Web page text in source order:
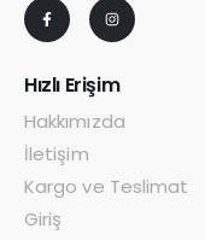
Hızlı Erişim
Hakkımızda
İletişim
Kargo ve Teslimat
Giriş